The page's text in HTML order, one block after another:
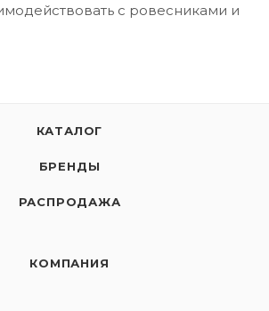
с ровесниками и
КАТАЛОГ
БРЕНДЫ
РАСПРОДАЖА
КОМПАНИЯ